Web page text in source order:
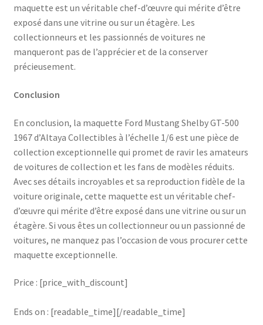
maquette est un véritable chef-d’œuvre qui mérite d’être
exposé dans une vitrine ou sur un étagère. Les
collectionneurs et les passionnés de voitures ne
manqueront pas de l’apprécier et de la conserver
précieusement.
Conclusion
En conclusion, la maquette Ford Mustang Shelby GT-500
1967 d’Altaya Collectibles à l’échelle 1/6 est une pièce de
collection exceptionnelle qui promet de ravir les amateurs
de voitures de collection et les fans de modèles réduits.
Avec ses détails incroyables et sa reproduction fidèle de la
voiture originale, cette maquette est un véritable chef-
d’œuvre qui mérite d’être exposé dans une vitrine ou sur un
étagère. Si vous êtes un collectionneur ou un passionné de
voitures, ne manquez pas l’occasion de vous procurer cette
maquette exceptionnelle.
Price : [price_with_discount]
Ends on : [readable_time][/readable_time]